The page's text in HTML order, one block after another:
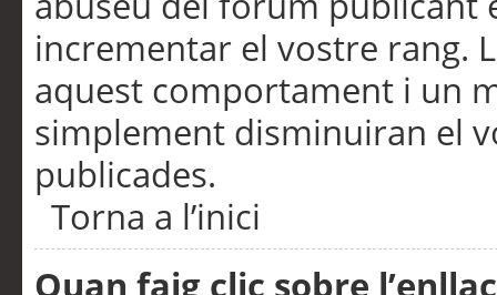
incrementar el vostre rang.
aquest comportament i un
simplement disminuiran el
publicades.
Torna a l’inici
Quan faig clic sobre